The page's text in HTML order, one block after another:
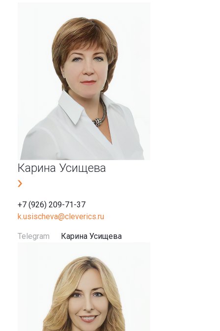
Карина Усищева
+7 (926) 209-71-37
k.usischeva@cleverics.ru
Telegram Карина Усищева